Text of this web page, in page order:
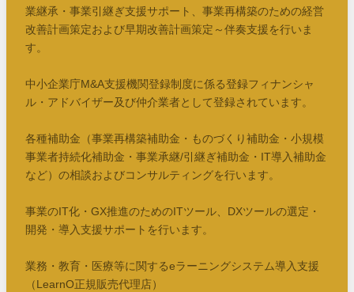
業継承・事業引継ぎ支援サポート、事業再構築のための経営
改善計画策定および早期改善計画策定～伴奏支援を行いま
す。
中小企業庁M&A支援機関登録制度に係る登録フィナンシャ
ル・アドバイザー及び仲介業者として登録されています。
各種補助金（事業再構築補助金・ものづくり補助金・小規模
事業者持続化補助金・事業承継/引継ぎ補助金・IT導入補助金
など）の相談およびコンサルティングを行います。
事業のIT化・GX推進のためのITツール、DXツールの選定・
開発・導入支援サポートを行います。
業務・教育・医療等に関するeラーニングシステム導入支援
（LearnO正規販売代理店）